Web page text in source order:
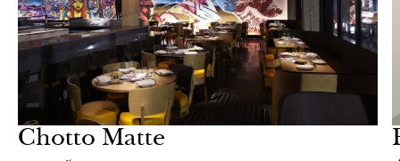
Chotto Matte